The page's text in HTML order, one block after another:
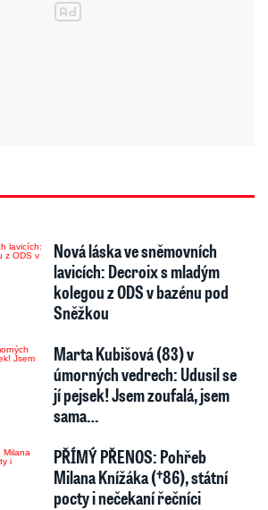
Nová láska ve sněmovních
lavicích: Decroix s mladým
kolegou z ODS v bazénu pod
Sněžkou
Marta Kubišová (83) v
úmorných vedrech: Udusil se
jí pejsek! Jsem zoufalá, jsem
sama…
PŘÍMÝ PŘENOS: Pohřeb
Milana Knížáka (†86), státní
pocty i nečekaní řečníci